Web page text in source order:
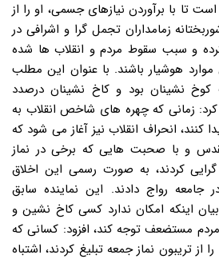
تا با برآوردن نیازهای جسمی، او را از
زمامداران تجمل گرا و اشرافی در
و سبب سقوط مردم و انقلاب ها شده
هوشیار باشند. با عنوان این مطلب
کوخ نشینان بود و کاخ نشینان درصدد
زمانی که چهره های شاخص انقلاب به
انحراف انقلاب نیز آغاز می شود که
و با صحبت هایی که برخی در نماز
کردند، به صورت رسمی این اخلاق
رواج دادند. این نماینده سابق
اینکه امکان ندارد کسی کاخ نشین و
مردم مستضعف توجه کند، افزود: کسانی که
تریبون نماز جمعه تبلیغ کردند، اشتباه